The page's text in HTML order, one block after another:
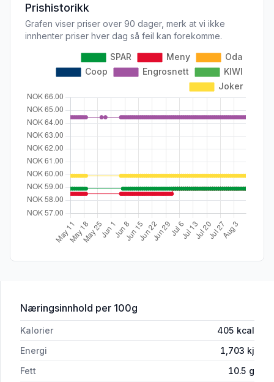
Prishistorikk
Grafen viser priser over 90 dager, merk at vi ikke
innhenter priser hver dag så feil kan forekomme.
Næringsinnhold for 'Wasa Sesam & Havsalt Glutenfri'
per 100g
Kalorier 405 kcal
Energi
1,703 kj
Fett
10.5 g